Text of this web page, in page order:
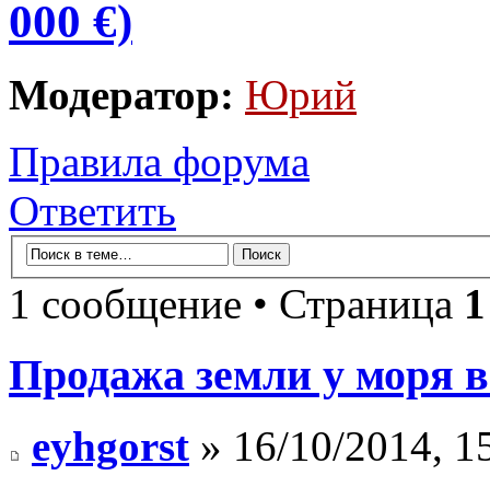
000 €)
Модератор: Юрий
Правила форума
Ответить
1 сообщение • Страница 1
Продажа земли у моря
eyhgorst » 16/10/2014,